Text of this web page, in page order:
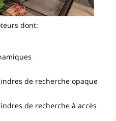
dont:
de recherche opaque
de recherche à accès